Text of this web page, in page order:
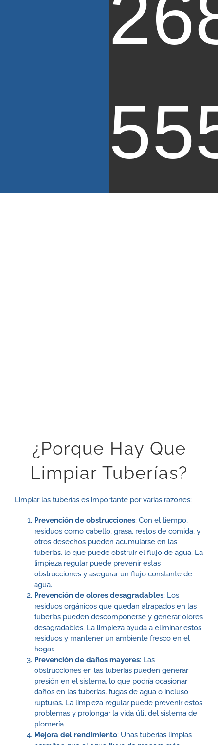
¿Porque Hay Que
Limpiar Tuberías?
Limpiar las tuberías es importante por varias razones:
Prevención de obstrucciones: Con el tiempo,
residuos como cabello, grasa, restos de comida, y
otros desechos pueden acumularse en las
tuberías, lo que puede obstruir el flujo de agua. La
limpieza regular puede prevenir estas
obstrucciones y asegurar un flujo constante de
agua.
Prevención de olores desagradables: Los
residuos orgánicos que quedan atrapados en las
tuberías pueden descomponerse y generar olores
desagradables. La limpieza ayuda a eliminar estos
residuos y mantener un ambiente fresco en el
hogar.
Prevención de daños mayores: Las
obstrucciones en las tuberías pueden generar
presión en el sistema, lo que podría ocasionar
daños en las tuberías, fugas de agua o incluso
rupturas. La limpieza regular puede prevenir estos
problemas y prolongar la vida útil del sistema de
plomería.
Mejora del rendimiento: Unas tuberías limpias